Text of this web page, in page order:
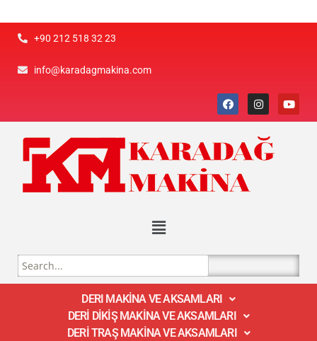
+90 212 518 32 23
info@karadagmakina.com
DERI MAKİNA VE AKSAMLARI
DERİ DİKİŞ MAKİNA VE AKSAMLARI
DERİ TRAŞ MAKİNA VE AKSAMLARI